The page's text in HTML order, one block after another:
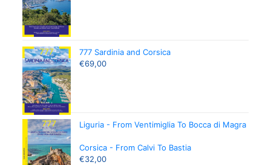
777 Sardinia and Corsica
€69,00
Liguria - From Ventimiglia To Bocca di Magra
Corsica - From Calvi To Bastia
€32,00